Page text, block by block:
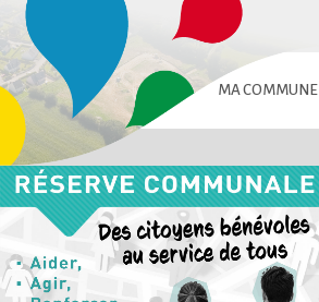
MA COMMUNE